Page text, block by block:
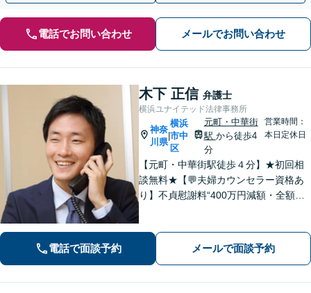
電話でお問い合わせ メールでお問い合わせ
木下 正信 弁護士
横浜ユナイテッド法律事務所
神奈
川県
|
横浜
市中
区
元町・中華街
駅 から徒歩4
分
営業時間：
本日定休日
【元町・中華街駅徒歩４分】★初回相
談無料★【💬夫婦カウンセラー資格あ
り】不貞慰謝料“400万円減額・全額免
くりお聞きします【LINE・メール24時
電話で面談予約 メールで面談予約